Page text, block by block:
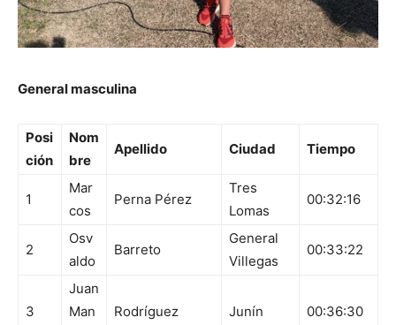
General masculina
Posi
ción
Nom
bre
Apellido Ciudad Tiempo
1
Mar
cos
Perna Pérez
Tres
Lomas
00:32:16
2
Osv
aldo
Barreto
General
Villegas
00:33:22
3
Juan
Man
Rodríguez Junín 00:36:30